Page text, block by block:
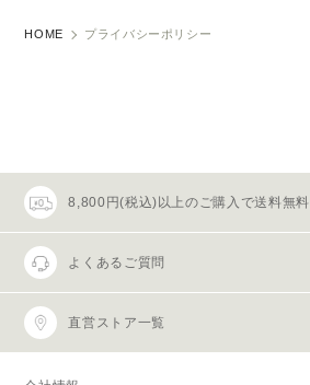
HOME プライバシーポリシー
8,800円(税込)以上のご購入で送料無料
よくあるご質問
直営ストア一覧